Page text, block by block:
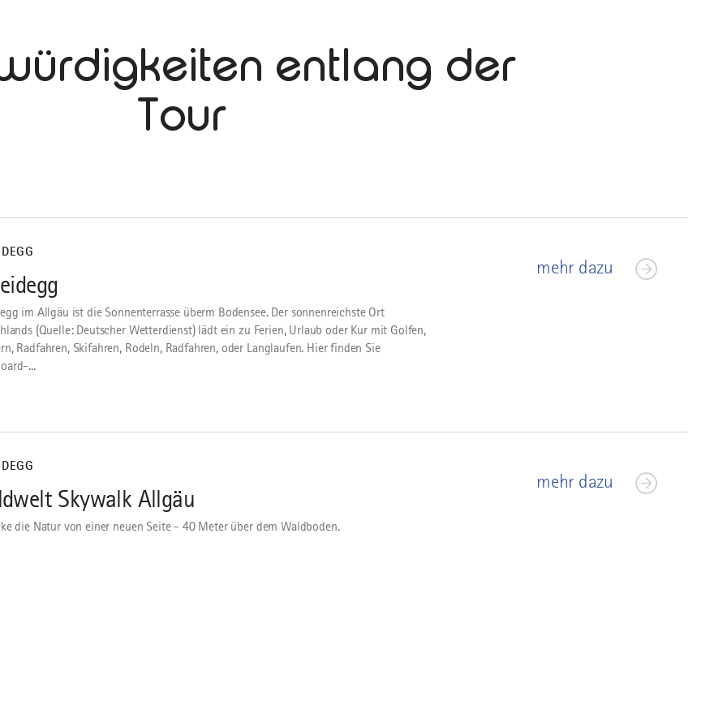
entlang der
Tour
im Allgäu ist die Sonnenterrasse überm Bodensee. Der sonnenreichste Ort
(Quelle: Deutscher Wetterdienst) lädt ein zu Ferien, Urlaub oder Kur mit Golfen,
Radfahren, Skifahren, Rodeln, Radfahren, oder Langlaufen. Hier finden Sie
...
mehr dazu
Skywalk Allgäu
die Natur von einer neuen Seite - 40 Meter über dem Waldboden.
mehr dazu